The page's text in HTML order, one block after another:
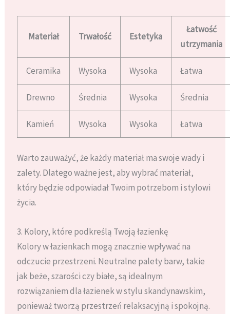
Materiał Trwałość Estetyka
Łatwość
utrzymania
Ceramika Wysoka Wysoka Łatwa
Drewno Średnia Wysoka Średnia
Kamień Wysoka Wysoka Łatwa
Warto zauważyć, że każdy materiał ma swoje wady i
zalety. Dlatego ważne jest, aby wybrać materiał,
który będzie odpowiadał Twoim potrzebom i stylowi
życia.
3. Kolory, które podkreślą Twoją łazienkę
Kolory w łazienkach mogą znacznie wpływać na
odczucie przestrzeni. Neutralne palety barw, takie
jak beże, szarości czy białe, są idealnym
rozwiązaniem dla łazienek w stylu skandynawskim,
ponieważ tworzą przestrzeń relaksacyjną i spokojną.